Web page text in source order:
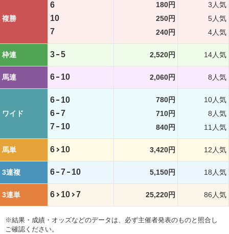
複勝
6
10
7
180円
250円
240円
3人気
5人気
4人気
枠連 3 5 2,520円 14人気
馬連 6 10 2,060円 8人気
ワイド
6
10
6
7
7
10
780円
710円
840円
10人気
8人気
11人気
馬単 6 10 3,420円 12人気
3連複 6 7 10 5,150円 18人気
3連単 6 10 7 25,220円 86人気
※結果・成績・オッズなどのデータは、必ず主催者発表のものと照合し
ご確認ください。